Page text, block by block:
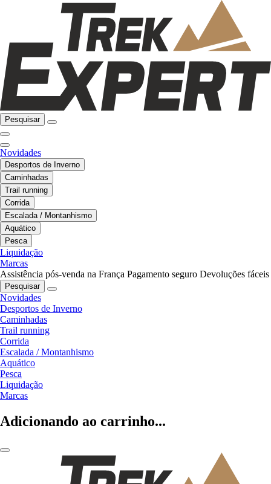
Pesquisar
Novidades
Desportos de Inverno
Caminhadas
Trail running
Corrida
Escalada / Montanhismo
Aquático
Pesca
Liquidação
Marcas
Assistência pós-venda na França Pagamento seguro Devoluções fáceis
Pesquisar
Novidades
Desportos de Inverno
Caminhadas
Trail running
Corrida
Escalada / Montanhismo
Aquático
Pesca
Liquidação
Marcas
Adicionando ao carrinho...